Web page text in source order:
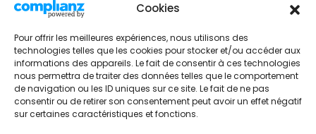
Cookies
Pour offrir les meilleures expériences, nous utilisons des
technologies telles que les cookies pour stocker et/ou accéder aux
informations des appareils. Le fait de consentir à ces technologies
nous permettra de traiter des données telles que le comportement
de navigation ou les ID uniques sur ce site. Le fait de ne pas
consentir ou de retirer son consentement peut avoir un effet négatif
sur certaines caractéristiques et fonctions.